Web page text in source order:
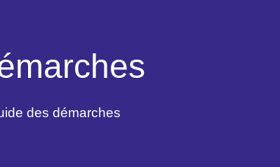
des démarches